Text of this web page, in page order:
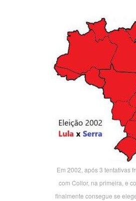
Em 2002, após 3 tentativas
com Collor, na primeira, e
finalmente consegue se